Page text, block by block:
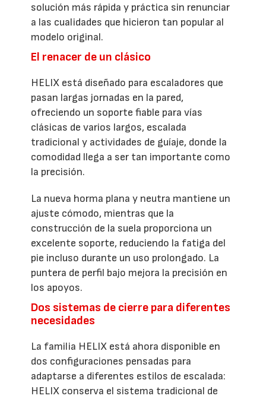
solución más rápida y práctica sin renunciar
a las cualidades que hicieron tan popular al
modelo original.
El renacer de un clásico
HELIX está diseñado para escaladores que
pasan largas jornadas en la pared,
ofreciendo un soporte fiable para vías
clásicas de varios largos, escalada
tradicional y actividades de guíaje, donde la
comodidad llega a ser tan importante como
la precisión.
La nueva horma plana y neutra mantiene un
ajuste cómodo, mientras que la
construcción de la suela proporciona un
excelente soporte, reduciendo la fatiga del
pie incluso durante un uso prolongado. La
puntera de perfil bajo mejora la precisión en
los apoyos.
Dos sistemas de cierre para diferentes
necesidades
La familia HELIX está ahora disponible en
dos configuraciones pensadas para
adaptarse a diferentes estilos de escalada:
HELIX conserva el sistema tradicional de